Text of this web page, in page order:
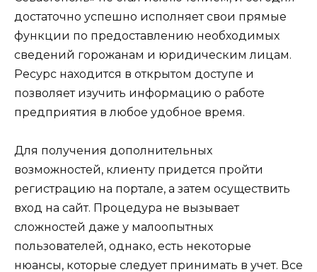
достаточно успешно исполняет свои прямые
функции по предоставлению необходимых
сведений горожанам и юридическим лицам.
Ресурс находится в открытом доступе и
позволяет изучить информацию о работе
предприятия в любое удобное время.
Для получения дополнительных
возможностей, клиенту придется пройти
регистрацию на портале, а затем осуществить
вход на сайт. Процедура не вызывает
сложностей даже у малоопытных
пользователей, однако, есть некоторые
нюансы, которые следует принимать в учет. Все